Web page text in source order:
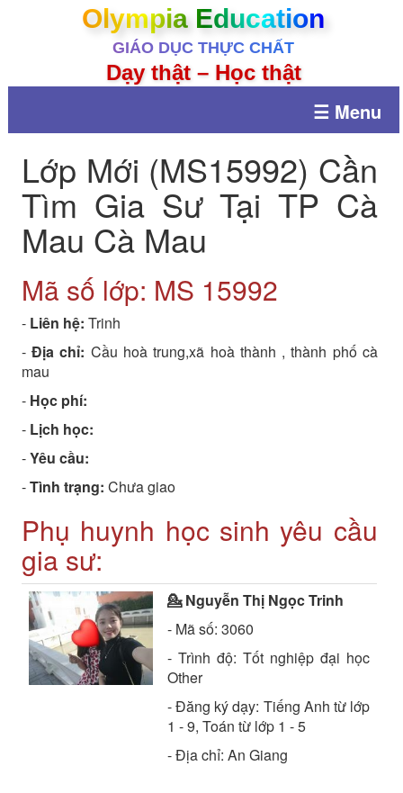
Olympia Education
GIÁO DỤC THỰC CHẤT
Dạy thật – Học thật
☰ Menu
Lớp Mới (MS15992) Cần
Tìm Gia Sư Tại TP Cà
Mau Cà Mau
Mã số lớp: MS 15992
- Liên hệ: Trinh
-Địa chỉ: Cầu hoà trung,xã hoà thành , thành phố cà
mau
- Học phí:
- Lịch học:
-Yêu cầu:
-Tình trạng: Chưa giao
Phụ huynh học sinh yêu cầu
gia sư:
💁 Nguyễn Thị Ngọc Trinh
- Mã số: 3060
- Trình độ: Tốt nghiệp đại học
Other
- Đăng ký dạy: Tiếng Anh từ lớp
1 - 9, Toán từ lớp 1 - 5
- Địa chỉ: An Giang